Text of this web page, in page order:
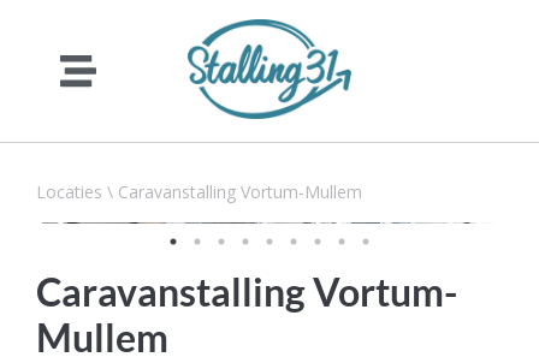
Locaties \ Caravanstalling Vortum-Mullem
Caravanstalling Vortum-
Mullem